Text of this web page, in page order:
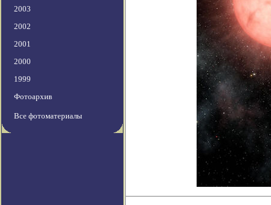
2003
2002
2001
2000
1999
Фотоархив
Все фотоматериалы